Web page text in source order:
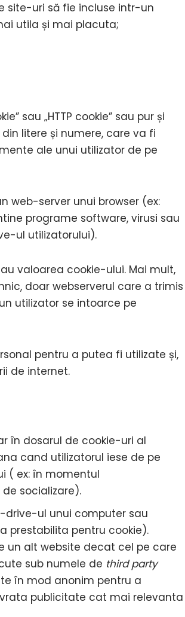
site-uri să fie incluse intr-un
utila și mai placuta;
sau „HTTP cookie” sau pur și
litere și numere, care va fi
ale unui utilizator de pe
web-server unui browser (ex:
programe software, virusi sau
ul utilizatorului).
valoarea cookie-ului. Mai mult,
doar webserverul care a trimis
utilizator se intoarce pe
pentru a putea fi utilizate și,
de internet.
în dosarul de cookie-uri al
cand utilizatorul iese de pe
( ex: în momentul
socializare).
drive-ul unui computer sau
prestabilita pentru cookie).
un alt website decat cel pe care
sub numele de third party
în mod anonim pentru a
publicitate cat mai relevanta